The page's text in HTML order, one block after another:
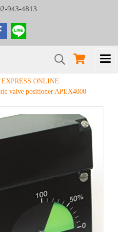
943-4813
EXPRESS ONLINE
valve positioner APEX4000